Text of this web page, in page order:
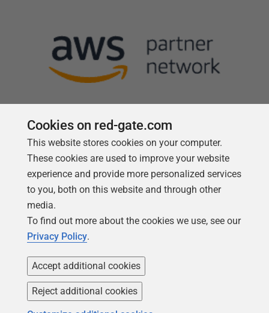
Follow us
Cookies on red-gate.com
This website stores cookies on your computer.
These cookies are used to improve your website
experience and provide more personalized services
to you, both on this website and through other
media.
To find out more about the cookies we use, see our
Privacy Policy.
Accept additional cookies
Reject additional cookies